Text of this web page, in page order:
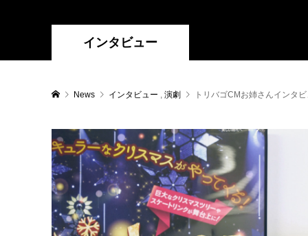
インタビュー
News インタビュー , 演劇 トリバゴCMお姉さんインタ